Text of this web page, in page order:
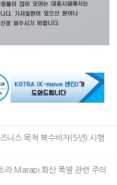
니스 목적 복수비자(5년) 시행
라 Marapi 화산 폭발 관련 주의